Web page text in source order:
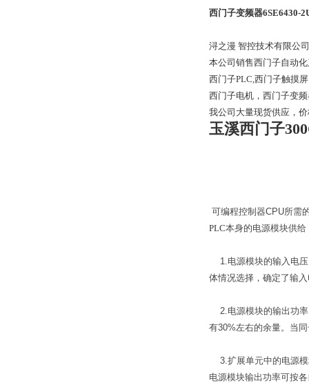
西门子变频器6SE6430-
浔之漫 智控技术有限公
本公司销售西门子自动
西门子PLC,西门子触摸
西门子电机，西门子变
我公司大量现货供应，
玉溪西门子
可编程控制器CPU所需
PLC本身的电源模块供
1.电源模块的输入电压
体情况选择，确定了输
2.电源模块的输出功率
有30%左右的余量。当
3.扩展单元中的电源模
电源模块输出功率可按